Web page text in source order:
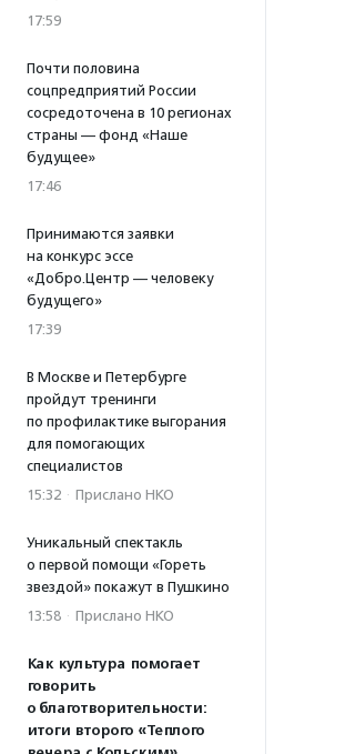
17:59
Почти половина
соцпредприятий России
сосредоточена в 10 регионах
страны — фонд «Наше
будущее»
17:46
Принимаются заявки
на конкурс эссе
«Добро.Центр — человеку
будущего»
17:39
В Москве и Петербурге
пройдут тренинги
по профилактике выгорания
для помогающих
специалистов
15:32 · Прислано НКО
Уникальный спектакль
о первой помощи «Гореть
звездой» покажут в Пушкино
13:58 · Прислано НКО
Как культура помогает
говорить
о благотворительности:
итоги второго «Теплого